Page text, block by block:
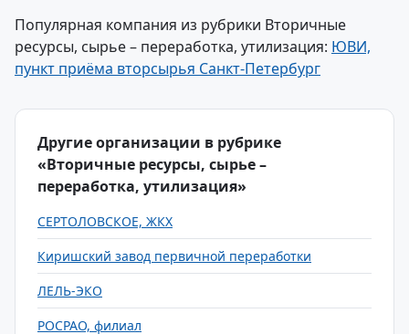
Популярная компания из рубрики Вторичные
ресурсы, сырье – переработка, утилизация: ЮВИ,
пункт приёма вторсырья Санкт-Петербург
Другие организации в рубрике
«Вторичные ресурсы, сырье –
переработка, утилизация»
СЕРТОЛОВСКОЕ, ЖКХ
Киришский завод первичной переработки
ЛЕЛЬ-ЭКО
РОСРАО, филиал